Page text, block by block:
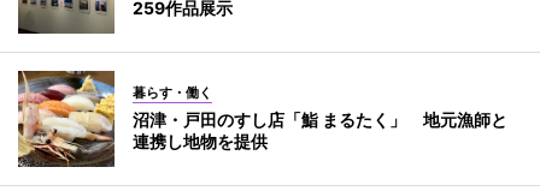
259作品展示
暮らす・働く
沼津・戸田のすし店「鮨 まるたく」 地元漁師と
連携し地物を提供